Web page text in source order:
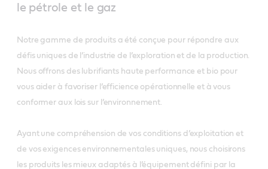
le pétrole et le gaz
Notre gamme de produits a été conçue pour répondre aux
défis uniques de l’industrie de l’exploration et de la production.
Nous offrons des lubrifiants haute performance et bio pour
vous aider à favoriser l’efficience opérationnelle et à vous
conformer aux lois sur l’environnement.
Ayant une compréhension de vos conditions d’exploitation et
de vos exigences environnementales uniques, nous choisirons
les produits les mieux adaptés à l’équipement défini par la